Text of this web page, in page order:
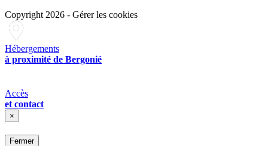
Copyright 2026 - Gérer les cookies
Hébergements
à proximité de Bergonié
Accès
et contact
×
Fermer